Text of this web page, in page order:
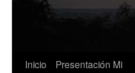
Inicio Presentación Mi